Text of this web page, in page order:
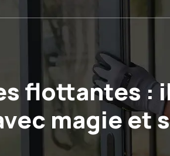
flottantes :
magie et